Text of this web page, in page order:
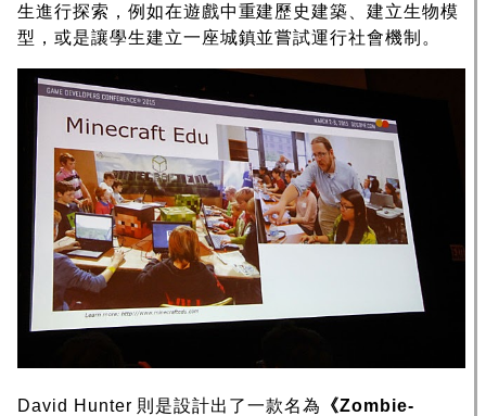
生進行探索，例如在遊戲中重建歷史建築、建立生物模
型，或是讓學生建立一座城鎮並嘗試運行社會機制。
David Hunter 則是設計出了一款名為
《Zombie-